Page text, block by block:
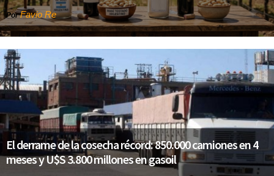
PorFavio Re
El derrame de la cosecha récord: 850.000 camiones en 4
meses y U$S 3.800 millones en gasoil